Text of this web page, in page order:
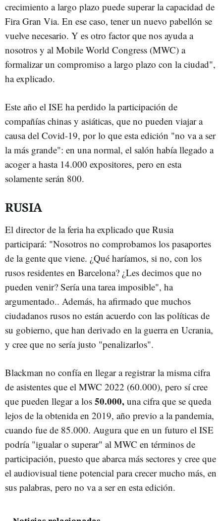
crecimiento a largo plazo puede superar la capacidad de
Fira Gran Via. En ese caso, tener un nuevo pabellón se
vuelve necesario. Y es otro factor que nos ayuda a
nosotros y al Mobile World Congress (MWC) a
formalizar un compromiso a largo plazo con la ciudad",
ha explicado.
Este año el ISE ha perdido la participación de
compañías chinas y asiáticas, que no pueden viajar a
causa del Covid-19, por lo que esta edición "no va a ser
la más grande": en una normal, el salón había llegado a
acoger a hasta 14.000 expositores, pero en esta
solamente serán 800.
RUSIA
El director de la feria ha explicado que Rusia
participará: "Nosotros no comprobamos los pasaportes
de la gente que viene. ¿Qué haríamos, si no, con los
rusos residentes en Barcelona? ¿Les decimos que no
pueden venir? Sería una tarea imposible", ha
argumentado.. Además, ha afirmado que muchos
ciudadanos rusos no están acuerdo con las políticas de
su gobierno, que han derivado en la guerra en Ucrania,
y cree que no sería justo "penalizarlos".
Blackman no confía en llegar a registrar la misma cifra
de asistentes que el MWC 2022 (60.000), pero sí cree
que pueden llegar a los 50.000, una cifra que se queda
lejos de la obtenida en 2019, año previo a la pandemia,
cuando fue de 85.000. Augura que en un futuro el ISE
podría "igualar o superar" al MWC en términos de
participación, puesto que abarca más sectores y cree que
el audiovisual tiene potencial para crecer mucho más, en
sus palabras, pero no va a ser en esta edición.